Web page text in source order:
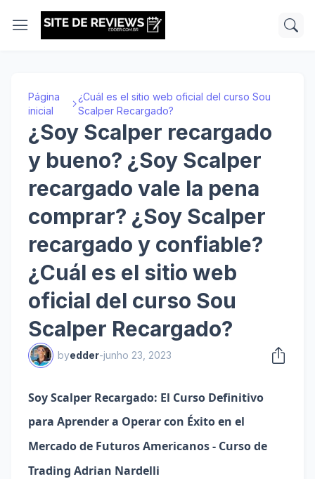
Página
inicial
¿Cuál es el sitio web oficial del curso Sou
Scalper Recargado?
¿Soy Scalper recargado
y bueno? ¿Soy Scalper
recargado vale la pena
comprar? ¿Soy Scalper
recargado y confiable?
¿Cuál es el sitio web
oficial del curso Sou
Scalper Recargado?
byedder-junho 23, 2023
Soy Scalper Recargado: El Curso Definitivo
Mercado de Futuros Americanos - Curso de
Trading Adrian Nardelli